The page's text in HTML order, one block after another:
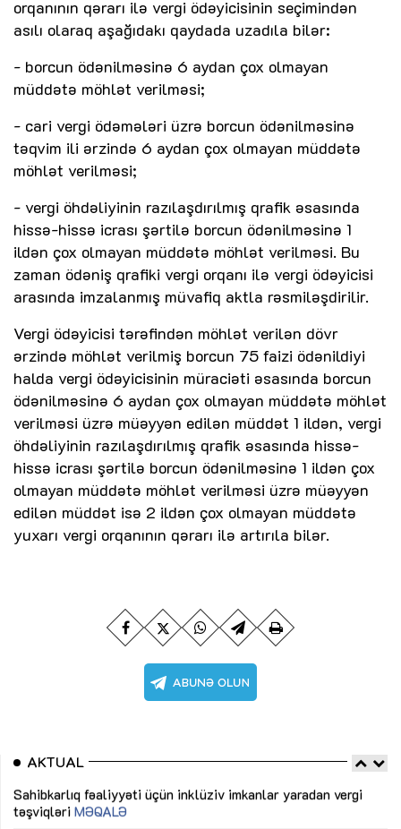
orqanının qərarı ilə vergi ödəyicisinin seçimindən
asılı olaraq aşağıdakı qaydada uzadıla bilər:
- borcun ödənilməsinə 6 aydan çox olmayan
müddətə möhlət verilməsi;
- cari vergi ödəmələri üzrə borcun ödənilməsinə
təqvim ili ərzində 6 aydan çox olmayan müddətə
möhlət verilməsi;
- vergi öhdəliyinin razılaşdırılmış qrafik əsasında
hissə-hissə icrası şərtilə borcun ödənilməsinə 1
ildən çox olmayan müddətə möhlət verilməsi. Bu
zaman ödəniş qrafiki vergi orqanı ilə vergi ödəyicisi
arasında imzalanmış müvafiq aktla rəsmiləşdirilir.
Vergi ödəyicisi tərəfindən möhlət verilən dövr
ərzində möhlət verilmiş borcun 75 faizi ödənildiyi
halda vergi ödəyicisinin müraciəti əsasında borcun
ödənilməsinə 6 aydan çox olmayan müddətə möhlət
verilməsi üzrə müəyyən edilən müddət 1 ildən, vergi
öhdəliyinin razılaşdırılmış qrafik əsasında hissə-
hissə icrası şərtilə borcun ödənilməsinə 1 ildən çox
olmayan müddətə möhlət verilməsi üzrə müəyyən
edilən müddət isə 2 ildən çox olmayan müddətə
yuxarı vergi orqanının qərarı ilə artırıla bilər.
AKTUAL
Sahibkarlıq fəaliyyəti üçün inklüziv imkanlar yaradan vergi
təşviqləri MƏQALƏ